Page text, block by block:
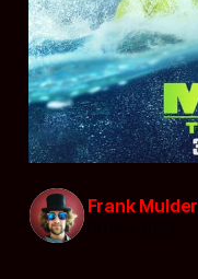
Frank Mulder